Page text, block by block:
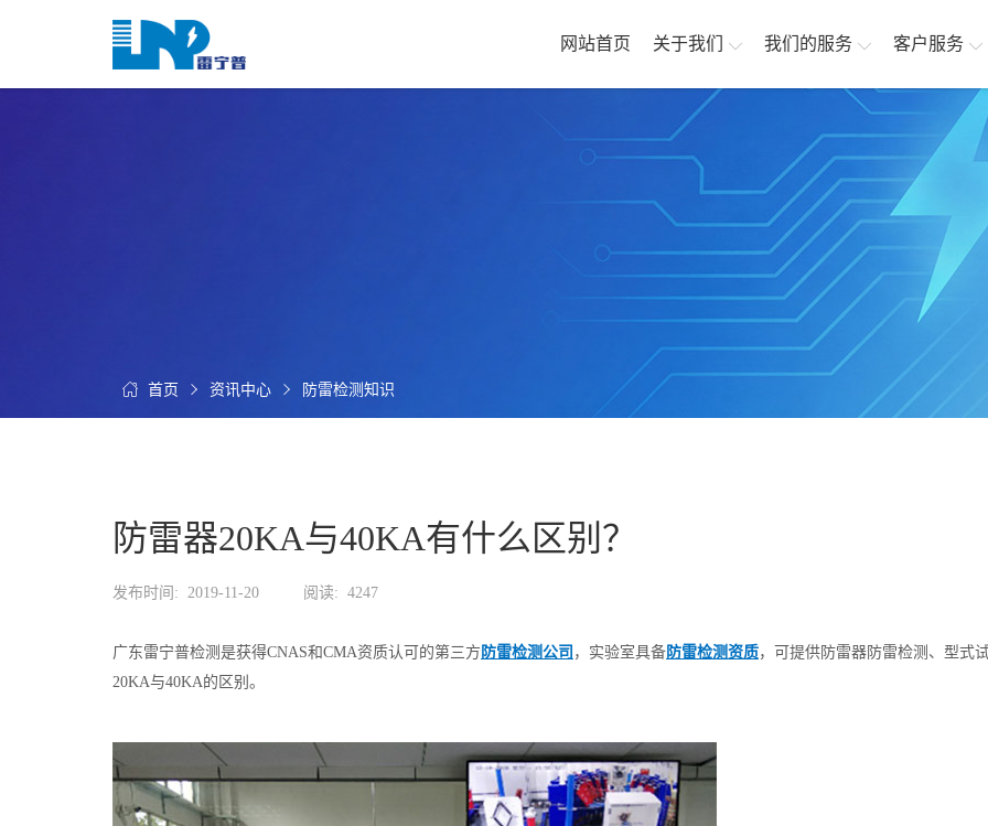
网站首页 关于我们 我们的服务 客户服务
首页 资讯中心 防雷检测知识
防雷器20KA与40KA有什么区别？
发布时间: 2019-11-20 阅读: 4247
广东雷宁普检测是获得CNAS和CMA资质认可的第三方 防雷检测公司 ，实验室具备防雷检测资质，可提供防雷器防雷检测、型式
20KA与40KA的区别。
站
心